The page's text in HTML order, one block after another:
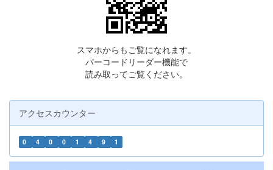
スマホからもご覧になれます。
バーコードリーダー機能で
読み取ってご覧ください。
アクセスカウンター
0 4 0 0 1 4 9 1